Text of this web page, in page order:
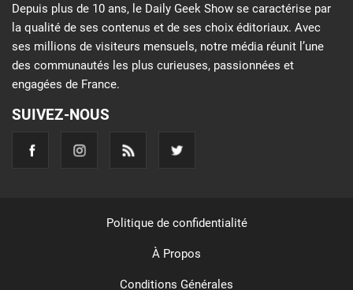
Depuis plus de 10 ans, le Daily Geek Show se caractérise par
la qualité de ses contenus et de ses choix éditoriaux. Avec
ses millions de visiteurs mensuels, notre média réunit l’une
des communautés les plus curieuses, passionnées et
engagées de France.
SUIVEZ-NOUS
Politique de confidentialité
À Propos
Conditions Générales